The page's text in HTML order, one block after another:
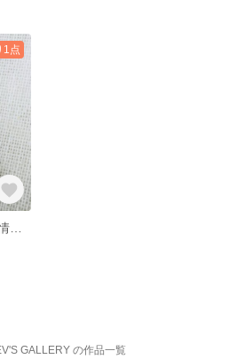
1点
GALLERY の作品一覧